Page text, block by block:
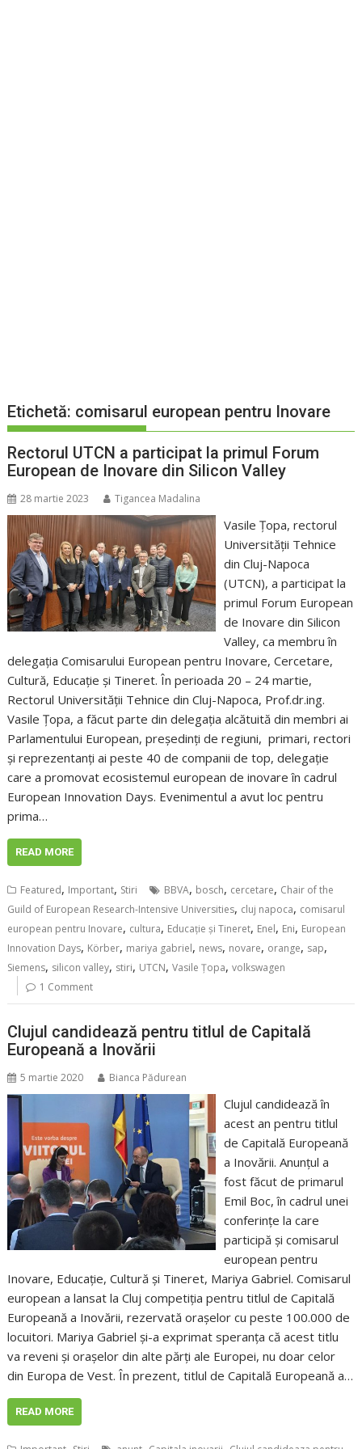
Etichetă: comisarul european pentru Inovare
Rectorul UTCN a participat la primul Forum
European de Inovare din Silicon Valley
28 martie 2023 Tigancea Madalina
Vasile Țopa, rectorul
Universității Tehnice
din Cluj-Napoca
(UTCN), a participat la
primul Forum European
de Inovare din Silicon
Valley, ca membru în
delegația Comisarului European pentru Inovare, Cercetare,
Cultură, Educație și Tineret. În perioada 20 – 24 martie,
Rectorul Universității Tehnice din Cluj-Napoca, Prof.dr.ing.
Vasile Țopa, a făcut parte din delegația alcătuită din membri ai
Parlamentului European, președinți de regiuni, primari, rectori
și reprezentanți ai peste 40 de companii de top, delegație
care a promovat ecosistemul european de inovare în cadrul
European Innovation Days. Evenimentul a avut loc pentru
prima…
READ MORE
Featured, Important, Stiri BBVA, bosch, cercetare, Chair of the
Guild of European Research-Intensive Universities, cluj napoca, comisarul
european pentru Inovare, cultura, Educație și Tineret, Enel, Eni, European
Innovation Days, Körber, mariya gabriel, news, novare, orange, sap,
Siemens, silicon valley, stiri, UTCN,Vasile Țopa,volkswagen
1 Comment
Clujul candidează pentru titlul de Capitală
Europeană a Inovării
5 martie 2020 Bianca Pădurean
Clujul candidează în
acest an pentru titlul
de Capitală Europeană
a Inovării. Anunțul a
fost făcut de primarul
Emil Boc, în cadrul unei
conferințe la care
participă și comisarul
european pentru
Inovare, Educație, Cultură și Tineret, Mariya Gabriel. Comisarul
european a lansat la Cluj competiția pentru titlul de Capitală
Europeană a Inovării, rezervată orașelor cu peste 100.000 de
locuitori. Mariya Gabriel și-a exprimat speranța că acest titlu
va reveni și orașelor din alte părți ale Europei, nu doar celor
din Europa de Vest. În prezent, titlul de Capitală Europeană a…
READ MORE